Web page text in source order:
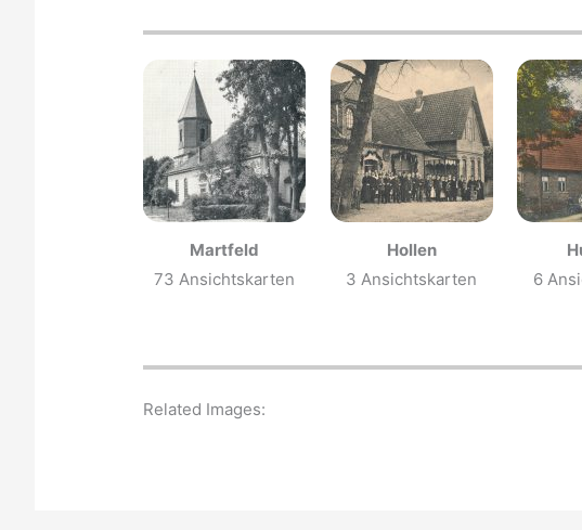
Martfeld
73 Ansichtskarten
Hollen
3 Ansichtskarten
6
Related Images: